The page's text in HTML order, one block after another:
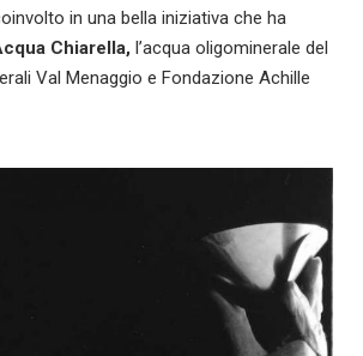
in una bella iniziativa che ha
Chiarella, l’acqua oligominerale del
Val Menaggio e Fondazione Achille